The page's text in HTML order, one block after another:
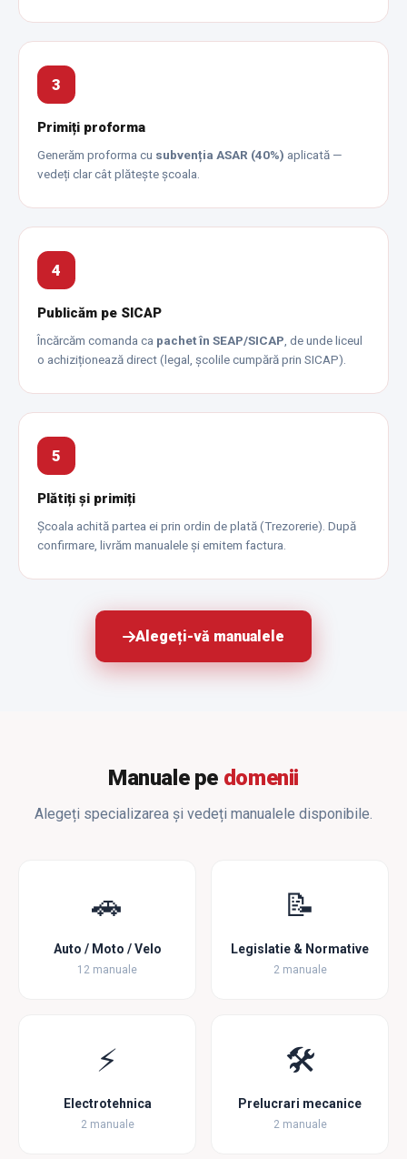
3
Primiți proforma
Generăm proforma cu subvenția ASAR (40%) aplicată —
vedeți clar cât plătește școala.
4
Publicăm pe SICAP
Încărcăm comanda ca pachet în SEAP/SICAP , de unde liceul
o achiziționează direct (legal, școlile cumpără prin SICAP).
5
Plătiți și primiți
Școala achită partea ei prin ordin de plată (Trezorerie). După
confirmare, livrăm manualele și emitem factura.
Alegeți-vă manualele
Manuale pe domenii
Alegeți specializarea și vedeți manualele disponibile.
🚗
Auto / Moto / Velo
12 manuale
📝
Legislatie & Normative
2 manuale
⚡
Electrotehnica
2 manuale
🛠️
Prelucrari mecanice
2 manuale